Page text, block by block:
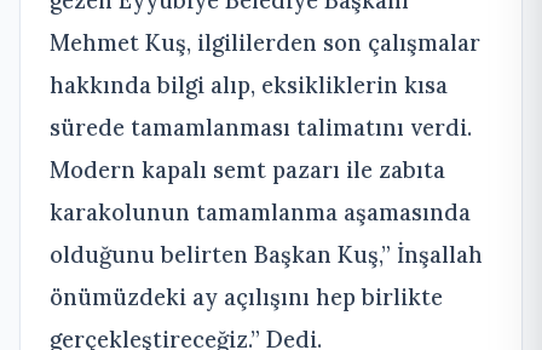
Mehmet Kuş, ilgililerden son çalışmalar
hakkında bilgi alıp, eksikliklerin kısa
sürede tamamlanması talimatını verdi.
Modern kapalı semt pazarı ile zabıta
karakolunun tamamlanma aşamasında
olduğunu belirten Başkan Kuş,” İnşallah
önümüzdeki ay açılışını hep birlikte
gerçekleştireceğiz.” Dedi.